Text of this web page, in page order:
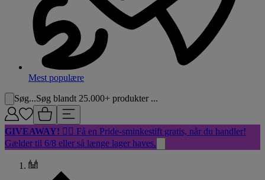
Mest populære
Søg...Søg blandt 25.000+ produkter ...
GIVEAWAY! 🏳️‍🌈 Få en Pride-sminkestift gratis, når du handler!
Gælder til 6/8 eller så længe lager haves.